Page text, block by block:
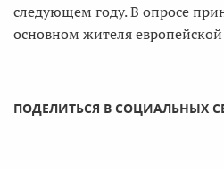
следующем году. В опросе
основном жителя
ПОДЕЛИТЬСЯ В СОЦИАЛЬНЫХ